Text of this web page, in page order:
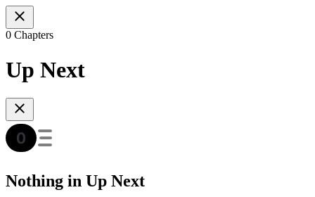
0 Chapters
Up Next
Nothing in Up Next